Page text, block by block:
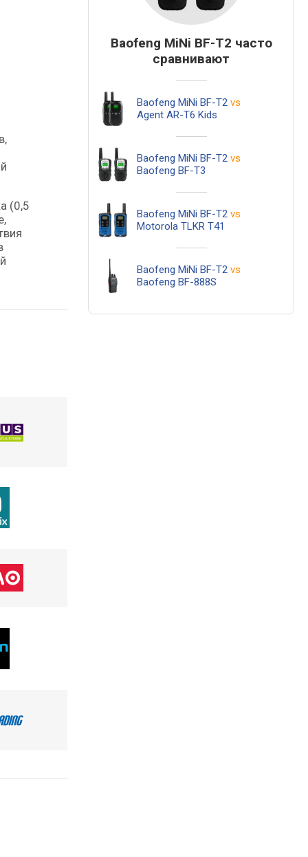
(0,5
Baofeng MiNi BF-T2 часто
сравнивают
Baofeng MiNi BF-T2 vs
Agent AR-T6 Kids
Baofeng MiNi BF-T2 vs
Baofeng BF-T3
Baofeng MiNi BF-T2 vs
Motorola TLKR T41
Baofeng MiNi BF-T2 vs
Baofeng BF-888S